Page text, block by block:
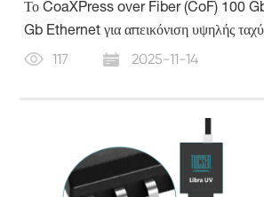
Το CoaXPress over Fiber (CoF) 100
Gb Ethernet για απεικόνιση υψηλής
117 2025-11-14